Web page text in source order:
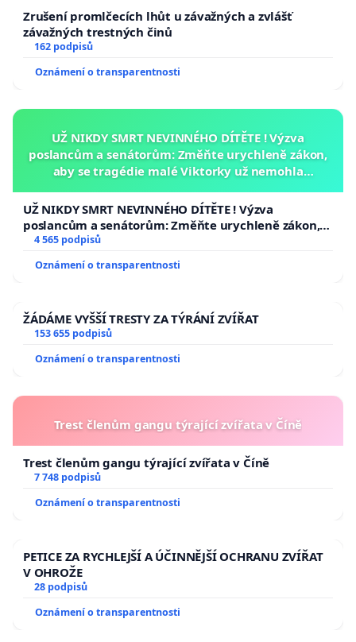
Zrušení promlčecích lhůt u závažných a zvlášť
závažných trestných činů
162 podpisů
Oznámení o transparentnosti
UŽ NIKDY SMRT NEVINNÉHO DÍTĚTE ! Výzva
poslancům a senátorům: Změňte urychleně zákon,
aby se tragédie malé Viktorky už nemohla
UŽ NIKDY SMRT NEVINNÉHO DÍTĚTE ! Výzva
poslancům a senátorům: Změňte urychleně zákon,
aby se tragédie malé Viktorky už nemohla opakovat!
4 565 podpisů
Oznámení o transparentnosti
ŽÁDÁME VYŠŠÍ TRESTY ZA TÝRÁNÍ ZVÍŘAT
153 655 podpisů
Oznámení o transparentnosti
Trest členům gangu týrající zvířata v Číně
Trest členům gangu týrající zvířata v Číně
7 748 podpisů
Oznámení o transparentnosti
PETICE ZA RYCHLEJŠÍ A ÚČINNĚJŠÍ OCHRANU ZVÍŘAT
V OHROŽE
28 podpisů
Oznámení o transparentnosti